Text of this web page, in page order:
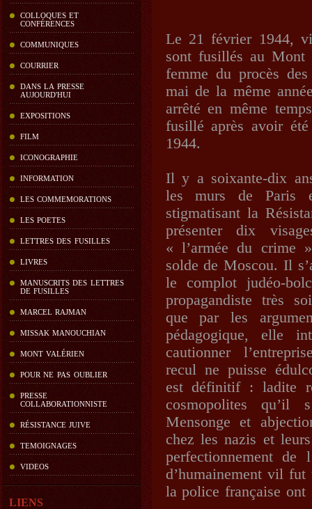
COLLOQUES ET
CONFÉRENCES
COMMUNIQUES
COURRIER
DANS LA PRESSE
AUJOURD'HUI
EXPOSITIONS
FILM
ICONOGRAPHIE
INFORMATION
LES COMMEMORATIONS
LES POETES
LETTRES DES FUSILLES
LIVRES
MANUSCRITS DES LETTRES
DE FUSILLES
MARCEL RAJMAN
MISSAK MANOUCHIAN
MONT VALÉRIEN
POUR NE PAS OUBLIER
PRESSE
COLLABORATIONNISTE
RÉSISTANCE JUIVE
TEMOIGNAGES
VIDEOS
LIENS
Le 21 février 1944,
sont fusillés au Mont
femme du procès
mai de la même
arrêté en même
fusillé après avoir
1944.
Il y a soixante-dix
les murs de Paris
stigmatisant la
présenter dix
« l’armée du crime
solde de Moscou. Il
le complot judéo-
propagandiste très
que par les
pédagogique, elle
cautionner
recul ne puisse
est définitif : ladite
cosmopolites qu’il
Mensonge et
chez les nazis et
perfectionnement
d’humainement vil
la police française ont